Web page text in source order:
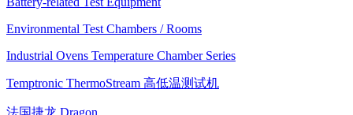
Environmental Test Chambers / Rooms
Industrial Ovens Temperature Chamber Series
Temptronic ThermoStream 高低温测试机
法国捷龙 Dragon